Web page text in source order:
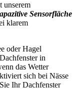
unserem
Sensorfläche
klarem
oder Hagel
in
das Wetter
sich bei Nässe
Ihr Dachfenster